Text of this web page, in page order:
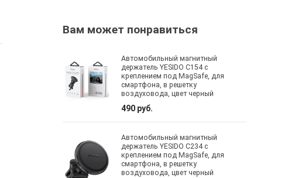
Вам может понравиться
Автомобильный магнитный
держатель YESIDO C154 с
креплением под MagSafe, для
смартфона, в решетку
воздуховода, цвет черный
490 руб.
Автомобильный магнитный
держатель YESIDO C234 с
креплением под MagSafe, для
смартфона, в решетку
воздуховода, цвет черный